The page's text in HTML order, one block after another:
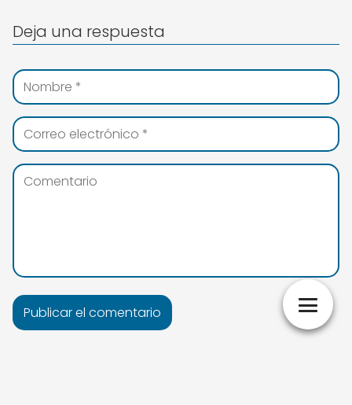
Deja una respuesta